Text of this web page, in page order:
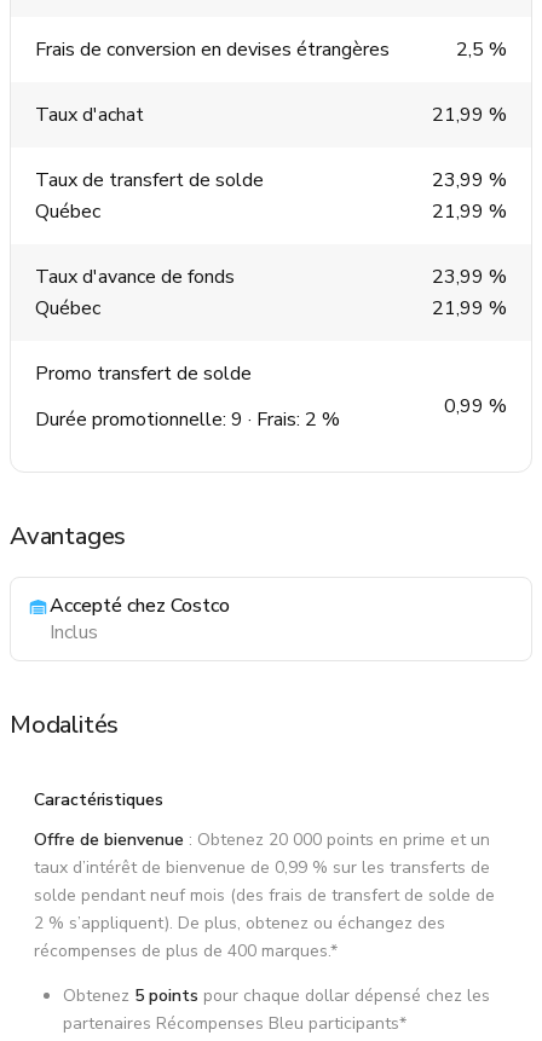
Frais de conversion en devises étrangères 2,5 %
Taux d'achat 21,99 %
Taux de transfert de solde
23,99 %
Québec
21,99 %
Taux d'avance de fonds
23,99 %
Québec
21,99 %
Promo transfert de solde
Durée promotionnelle: 9 · Frais: 2 %
0,99 %
Avantages
Accepté chez Costco
Inclus
Modalités
Caractéristiques
Offre de bienvenue : Obtenez 20 000 points en prime et un
taux d’intérêt de bienvenue de 0,99 % sur les transferts de
solde pendant neuf mois (des frais de transfert de solde de
2 % s’appliquent). De plus, obtenez ou échangez des
récompenses de plus de 400 marques.*
Obtenez 5 points pour chaque dollar dépensé chez les
partenaires Récompenses Bleu participants*